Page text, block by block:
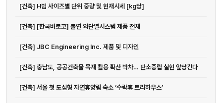
[건축] H빔 사이즈별 단위 중량 및 현재시세 [kg당]
[건축] [한국바로코] 불연 외단열시스템 제품 전체
[건축] JBC Engineering Inc. 제품 및 디자인
[건축] 충남도, 공공건축물 목재 활용 확산 박차… 탄소중립 실현 앞당긴다
[건축] 서울 첫 도심형 자연휴양림 숙소 ‘수락휴 트리하우스’